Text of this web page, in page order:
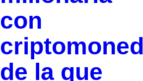
con
de la que